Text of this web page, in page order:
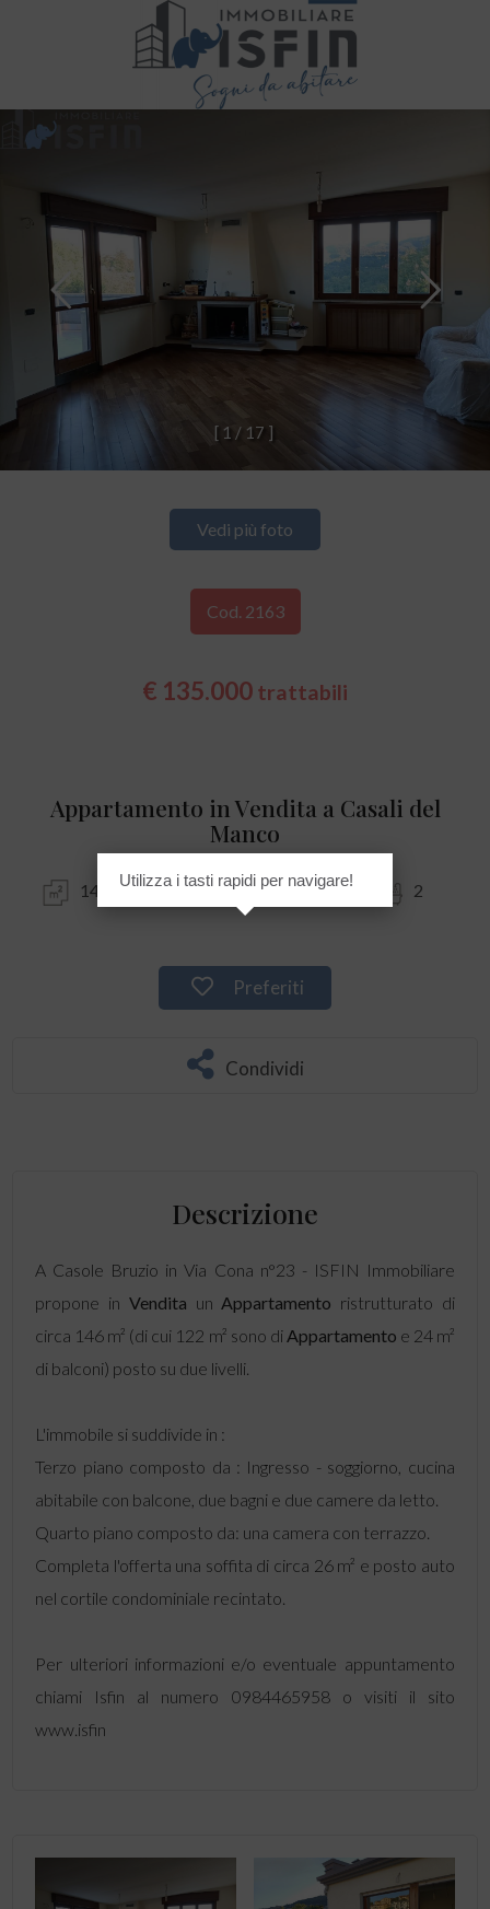
[ 1 / 1 7 ]
Vedi più foto
Cod. 2163
€ 135.000 trattabili
Appartamento in Vendita a Casali del
Manco
146 mq 3 2
Preferiti
Condividi
Descrizione
A Casole Bruzio in Via Cona n°23 - ISFIN Immobiliare
propone in Vendita un Appartamento ristrutturato di
circa 146 m² (di cui 122 m² sono di Appartamento e 24 m²
di balconi) posto su due livelli.
L'immobile si suddivide in :
Terzo piano composto da : Ingresso - soggiorno, cucina
abitabile con balcone, due bagni e due camere da letto.
Quarto piano composto da: una camera con terrazzo.
Completa l'offerta una soffita di circa 26 m² e posto auto
nel cortile condominiale recintato.
Per ulteriori informazioni e/o eventuale appuntamento
chiami Isfin al numero 0984465958 o visiti il sito
www.isfin
Utilizza i tasti rapidi per navigare!